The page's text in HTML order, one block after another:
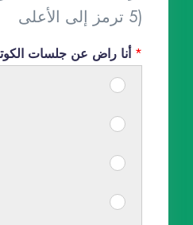
5 ترمز إلى الأعلى)
أنا راض عن جلسات الكوتشينج مجملا *
س
ا
ع
د
ن
ي
س
ا
ع
د
ن
س
ا
ع
س